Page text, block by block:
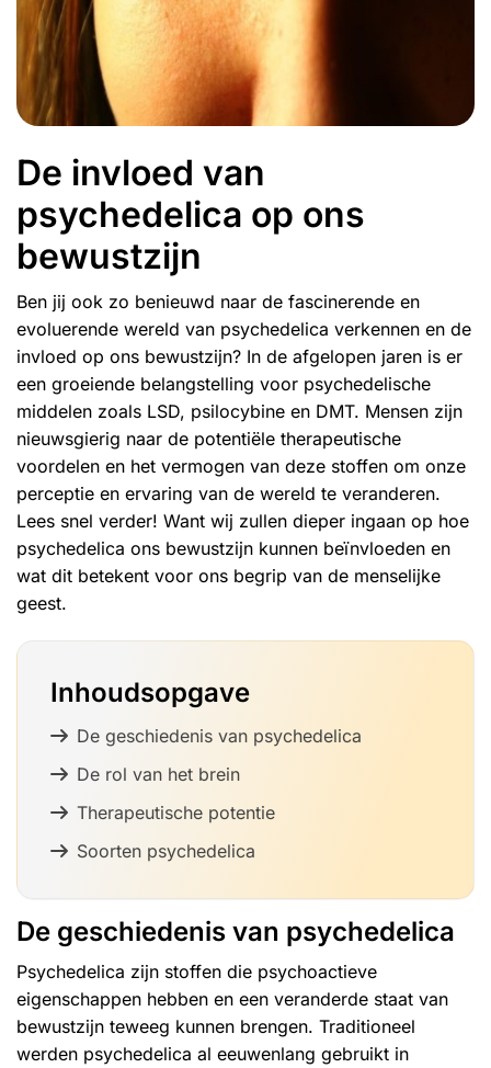
De invloed van
psychedelica op ons
bewustzijn
Ben jij ook zo benieuwd naar de fascinerende en
evoluerende wereld van psychedelica verkennen en de
invloed op ons bewustzijn? In de afgelopen jaren is er
een groeiende belangstelling voor psychedelische
middelen zoals LSD, psilocybine en DMT. Mensen zijn
nieuwsgierig naar de potentiële therapeutische
voordelen en het vermogen van deze stoffen om onze
perceptie en ervaring van de wereld te veranderen.
Lees snel verder! Want wij zullen dieper ingaan op hoe
psychedelica ons bewustzijn kunnen beïnvloeden en
wat dit betekent voor ons begrip van de menselijke
geest.
Inhoudsopgave
De geschiedenis van psychedelica
De rol van het brein
Therapeutische potentie
Soorten psychedelica
De geschiedenis van psychedelica
Psychedelica zijn stoffen die psychoactieve
eigenschappen hebben en een veranderde staat van
bewustzijn teweeg kunnen brengen. Traditioneel
werden psychedelica al eeuwenlang gebruikt in